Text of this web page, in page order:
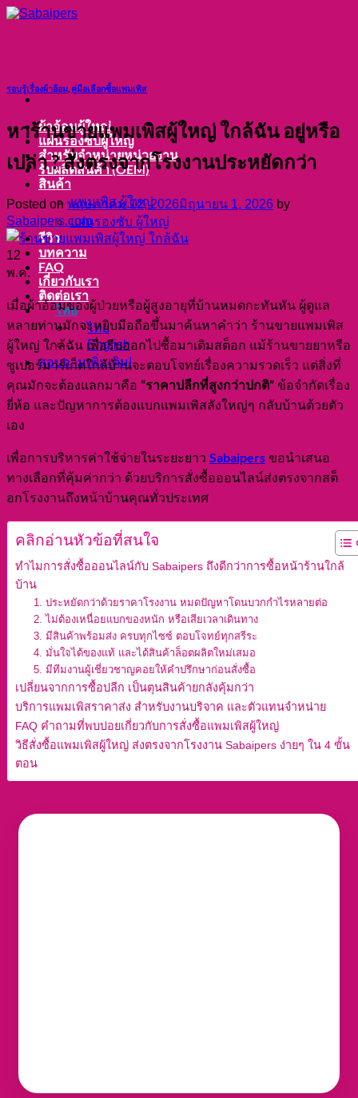
ข้าม
ผ้าอ้อมผู้ใหญ่
แผ่นรองซับผู้ใหญ่
สำหรับจำหน่ายหน่วยงาน
รับผลิตสินค้า (OEM)
สินค้า
แพมเพิส ผู้ใหญ่
แผ่นรองซับ ผู้ใหญ่
รีวิว
บทความ
FAQ
เกี่ยวกับเรา
ติดต่อเรา
ไทย
ไทย
English
สอบถามเพิ่มเติม!
รอบรู้เรื่องผ้าอ้อม คู่มือเลือกซื้อแพมเพิส
หาร้านขายแพมเพิสผู้ใหญ่ ใกล้ฉัน อยู่หรือ
เปล่า ? สั่งตรงจากโรงงานประหยัดกว่า
Posted on พฤษภาคม 12, 2026มิถุนายน 1, 2026 by
Sabaipers.com
12
พ.ค.
เมื่อผ้าอ้อมของผู้ป่วยหรือผู้สูงอายุที่บ้านหมดกะทันหัน ผู้ดูแล
หลายท่านมักจะหยิบมือถือขึ้นมาค้นหาคำว่า ร้านขายแพมเพิส
ผู้ใหญ่ ใกล้ฉัน เพื่อรีบออกไปซื้อมาเติมสต็อก แม้ร้านขายยาหรือ
ซูเปอร์มาร์เก็ตใกล้บ้านจะตอบโจทย์เรื่องความรวดเร็ว แต่สิ่งที่
คุณมักจะต้องแลกมาคือ “ราคาปลีกที่สูงกว่าปกติ” ข้อจำกัดเรื่อง
ยี่ห้อ และปัญหาการต้องแบกแพมเพิสลังใหญ่ๆ กลับบ้านด้วยตัว
เอง
เพื่อการบริหารค่าใช้จ่ายในระยะยาว Sabaipers ขอนำเสนอ
ทางเลือกที่คุ้มค่ากว่า ด้วยบริการสั่งซื้อออนไลน์ส่งตรงจากสต็
อกโรงงานถึงหน้าบ้านคุณทั่วประเทศ
คลิกอ่านหัวข้อที่สนใจ
ทำไมการสั่งซื้อออนไลน์กับ Sabaipers ถึงดีกว่าการซื้อหน้าร้านใกล้
บ้าน
1. ประหยัดกว่าด้วยราคาโรงงาน หมดปัญหาโดนบวกกำไรหลายต่อ
2. ไม่ต้องเหนื่อยแบกของหนัก หรือเสียเวลาเดินทาง
3. มีสินค้าพร้อมส่ง ครบทุกไซซ์ ตอบโจทย์ทุกสรีระ
4. มั่นใจได้ของแท้ และได้สินค้าล็อตผลิตใหม่เสมอ
5. มีทีมงานผู้เชี่ยวชาญคอยให้คำปรึกษาก่อนสั่งซื้อ
เปลี่ยนจากการซื้อปลีก เป็นตุนสินค้ายกลังคุ้มกว่า
บริการแพมเพิสราคาส่ง สำหรับงานบริจาค และตัวแทนจำหน่าย
FAQ คำถามที่พบบ่อยเกี่ยวกับการสั่งซื้อแพมเพิสผู้ใหญ่
วิธีสั่งซื้อแพมเพิสผู้ใหญ่ ส่งตรงจากโรงงาน Sabaipers ง่ายๆ ใน 4 ขั้น
ตอน